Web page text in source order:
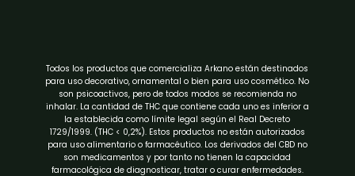
Todos los productos que comercializa Arkano están destinados
para uso decorativo, ornamental o bien para uso cosmético. No
son psicoactivos, pero de todos modos se recomienda no
inhalar. La cantidad de THC que contiene cada uno es inferior a
la establecida como límite legal según el Real Decreto
1729/1999. (THC < 0,2%). Estos productos no están autorizados
para uso alimentario o farmacéutico. Los derivados del CBD no
son medicamentos y por tanto no tienen la capacidad
farmacológica de diagnosticar, tratar o curar enfermedades.